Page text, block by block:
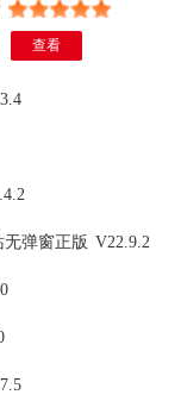
查看
弹窗正版 V22.9.2